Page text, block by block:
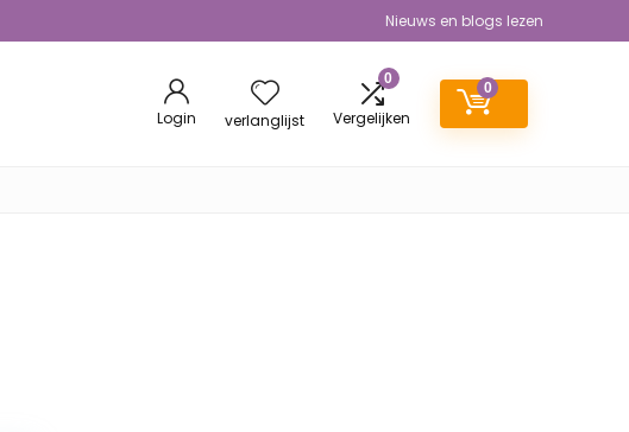
Nieuws en blogs lezen
Login verlanglijst
0
Vergelijken
0